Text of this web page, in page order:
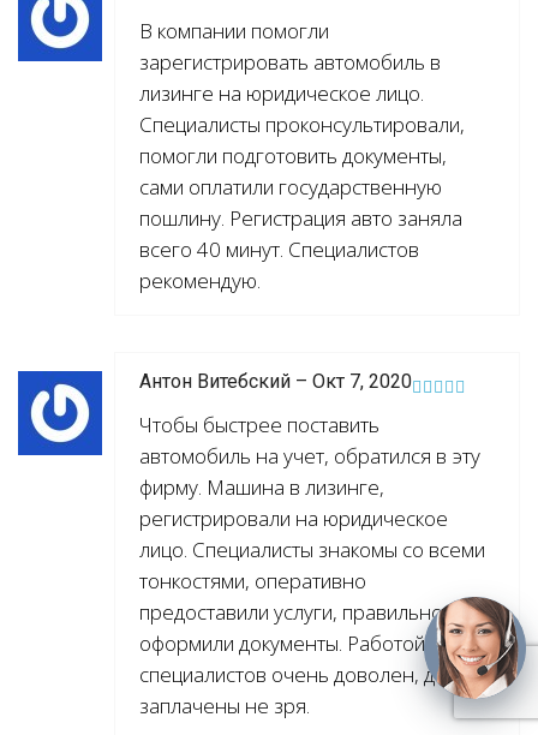
В компании помогли
зарегистрировать автомобиль в
лизинге на юридическое лицо.
Специалисты проконсультировали,
помогли подготовить документы,
сами оплатили государственную
пошлину. Регистрация авто заняла
всего 40 минут. Специалистов
рекомендую.
Антон Витебский – Окт 7, 2020
Чтобы быстрее поставить
автомобиль на учет, обратился в эту
фирму. Машина в лизинге,
регистрировали на юридическое
лицо. Специалисты знакомы со всеми
тонкостями, оперативно
предоставили услуги, правильно
оформили документы. Работой
специалистов очень доволен, деньги
заплачены не зря.